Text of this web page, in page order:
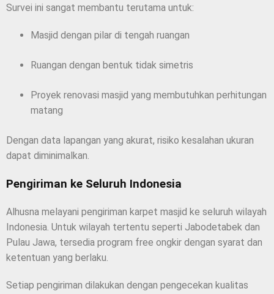
Survei ini sangat membantu terutama untuk:
Masjid dengan pilar di tengah ruangan
Ruangan dengan bentuk tidak simetris
Proyek renovasi masjid yang membutuhkan perhitungan
matang
Dengan data lapangan yang akurat, risiko kesalahan ukuran
dapat diminimalkan.
Pengiriman ke Seluruh Indonesia
Alhusna melayani pengiriman karpet masjid ke seluruh wilayah
Indonesia. Untuk wilayah tertentu seperti Jabodetabek dan
Pulau Jawa, tersedia program free ongkir dengan syarat dan
ketentuan yang berlaku.
Setiap pengiriman dilakukan dengan pengecekan kualitas